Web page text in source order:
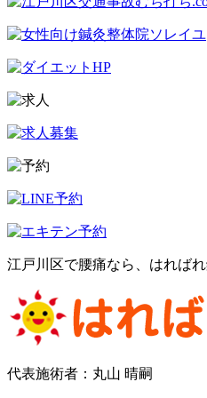
江戸川区で腰痛なら、はれば
代表施術者：丸山 晴嗣